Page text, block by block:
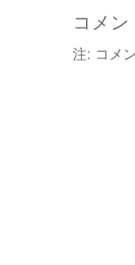
コメン
注: コメ